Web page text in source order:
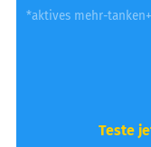
*aktives mehr-
Teste